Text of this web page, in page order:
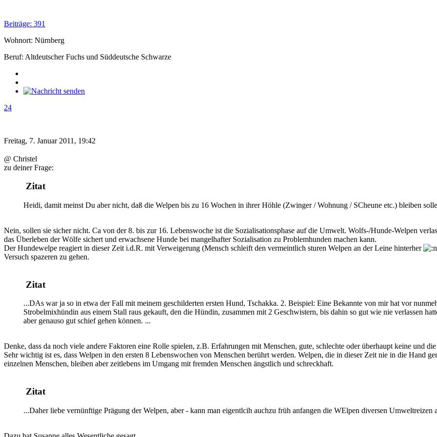
Beiträge: 391
Wohnort: Nürnberg
Beruf: Altdeutscher Fuchs und Süddeutsche Schwarze
24
Freitag, 7. Januar 2011, 19:42
@ Christel
zu deiner Frage:
Zitat
Heidi, damit meinst Du aber nicht, daß die Welpen bis zu 16 Wochen in ihrer Höhle (Zwinger / Wohnung / SCheune etc.) bleiben
Nein, sollen sie sicher nicht. Ca von der 8. bis zur 16. Lebenswoche ist die Sozialisationsphase auf die Umwelt. Wolfs-/Hunde-Welpen
das Überleben der Wölfe sichert und erwachsene Hunde bei mangelhafter Sozialisation zu Problemhunden machen kann.
Der Hundewelpe reagiert in dieser Zeit i.d.R. mit Verweigerung (Mensch schleift den vermeintlich sturen Welpen an der Leine hinterher
Versuch spazeren zu gehen.
Zitat
...DAs war ja so in etwa der Fall mit meinem geschilderten ersten Hund, Tschakka. 2. Beispiel: Eine Bekannte von mir hat vor
Strobelmixhündin aus einem Stall raus gekauft, den die Hündin, zusammen mit 2 Geschwistern, bis dahin so gut wie nie verlassen
aber genauso gut schief gehen können. ...
Denke, dass da noch viele andere Faktoren eine Rolle spielen, z.B. Erfahrungen mit Menschen, gute, schlechte oder überhaupt keine und
Sehr wichtig ist es, dass Welpen in den ersten 8 Lebenswochen von Menschen berührt werden. Welpen, die in dieser Zeit nie in die Hand
einzelnen Menschen, bleiben aber zeitlebens im Umgang mit fremden Menschen ängstlich und schreckhaft.
Zitat
...Daher liebe vernünftige Prägung der Welpen, aber - kann man eigentlcih auchzu früh anfangen die WElpen diversen Umweltreizen